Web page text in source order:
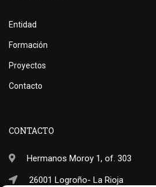
Entidad
Formación
Proyectos
Contacto
CONTACTO
Hermanos Moroy 1, of. 303
26001 Logroño- La Rioja